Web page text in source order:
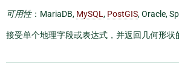
可用性：MariaDB, MySQL, PostGIS, Oracle,
接受单个地理字段或表达式，并返回几何形状